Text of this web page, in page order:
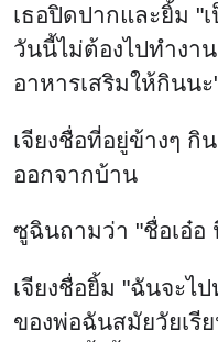
เธอปิดปากและยิ้ม "เ
วันนี้ไม่ต้องไปทำงา
อาหารเสริมให้กินนะ
เจียงชื่อที่อยู่ข้างๆ กิ
ออกจากบ้าน
ซูฉินถามว่า "ชื่อเอ๋อ
เจียงชื่อยิ้ม "ฉันจะไ
ของพ่อฉันสมัยวัยเรี